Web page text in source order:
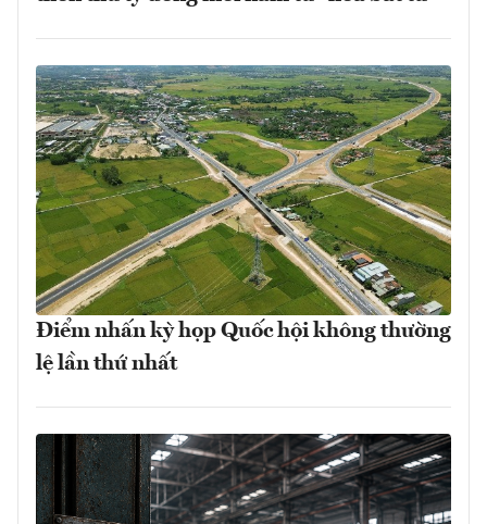
Điểm nhấn kỳ họp Quốc hội không thường
lệ lần thứ nhất